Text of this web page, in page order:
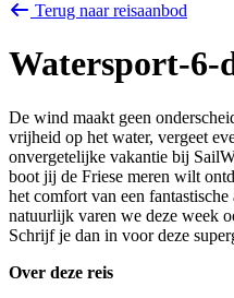
Terug naar reisaanbod
Watersport-6-
De wind maakt geen
vrijheid op het water, vergeet
onvergetelijke vakantie bij
boot jij de Friese meren wilt
het comfort van een
natuurlijk varen we deze week
Schrijf je dan in voor deze
Over deze reis